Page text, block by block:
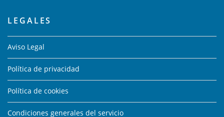
LEGALES
Aviso Legal
Política de privacidad
Política de cookies
Condiciones generales del servicio